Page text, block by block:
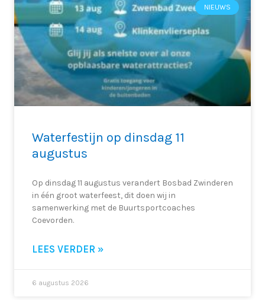
NIEUWS
Waterfestijn op dinsdag 11
augustus
Op dinsdag 11 augustus verandert Bosbad Zwinderen
in één groot waterfeest, dit doen wij in
samenwerking met de Buurtsportcoaches
Coevorden.
LEES VERDER »
6 augustus 2026